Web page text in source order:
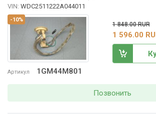
-10%
Артикул 1GM44M801
VIN: WDC2511222A044011
1 848.00 RUR
1 596.00
Позвонить